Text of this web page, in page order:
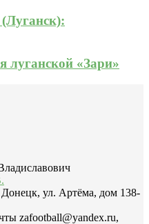
луганской «Зари»
ул. Артёма, дом 138-
zafootball@yandex.ru,